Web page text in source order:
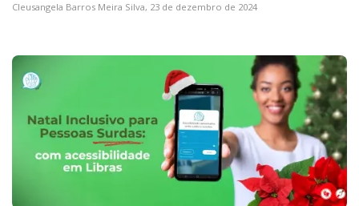
Cleusangela Barros Meira Silva, 23 de dezembro de 2024